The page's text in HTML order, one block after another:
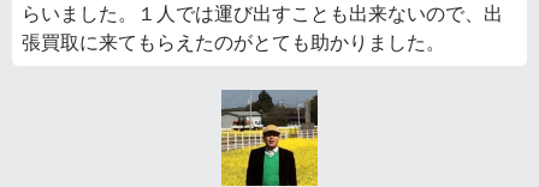
らいました。１人では運び出すことも出来ないので、出
張買取に来てもらえたのがとても助かりました。